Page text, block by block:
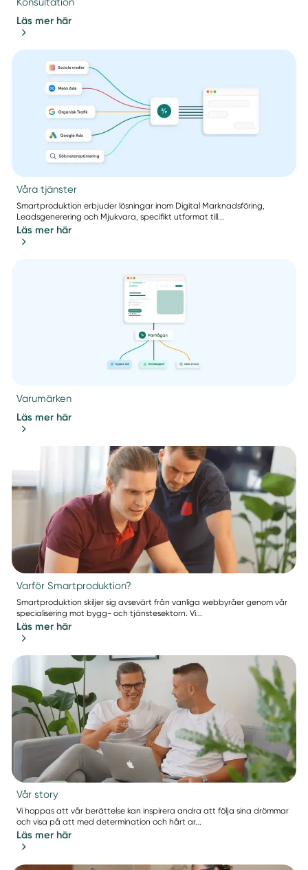
Läs mer här
Våra tjänster
Smartproduktion erbjuder lösningar inom Digital Marknadsföring,
Leadsgenerering och Mjukvara, specifikt utformat till...
Läs mer här
Varumärken
Läs mer här
Varför Smartproduktion?
Smartproduktion skiljer sig avsevärt från vanliga webbyråer genom vår
specialisering mot bygg- och tjänstesektorn. Vi...
Läs mer här
Vår story
Vi hoppas att vår berättelse kan inspirera andra att följa sina drömmar
och visa på att med determination och hårt ar...
Läs mer här